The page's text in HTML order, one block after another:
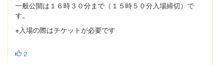
一般公開は１６時３０分まで（１５時５０分入場締切）で
す。
※入場の際はチケットが必要です
2